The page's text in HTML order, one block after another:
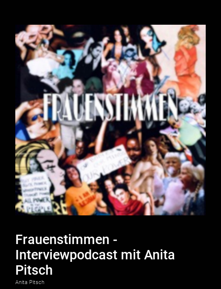
Frauenstimmen -
Interviewpodcast mit Anita
Pitsch
Anita Pitsch